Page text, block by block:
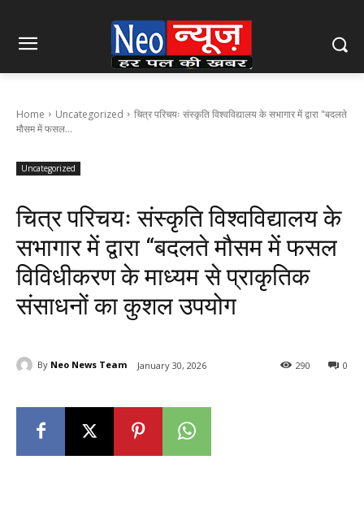
Home Uncategorized
चित्र परिचयः संस्कृति विश्वविद्यालय के सभागार में द्वारा "बदलते
मौसम में फसल...
Uncategorized
चित्र परिचयः संस्कृति विश्वविद्यालय के
सभागार में द्वारा “बदलते मौसम में फसल
विविधीकरण के माध्यम से प्राकृतिक
संसाधनों का कुशल उपयोग
By Neo News Team January 30, 2026 0
290